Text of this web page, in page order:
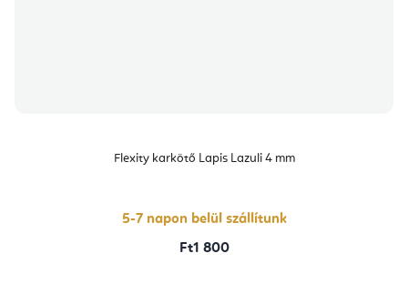
Flexity karkötő Lapis Lazuli 4 mm
5-7 napon belül szállítunk
Ft1 800